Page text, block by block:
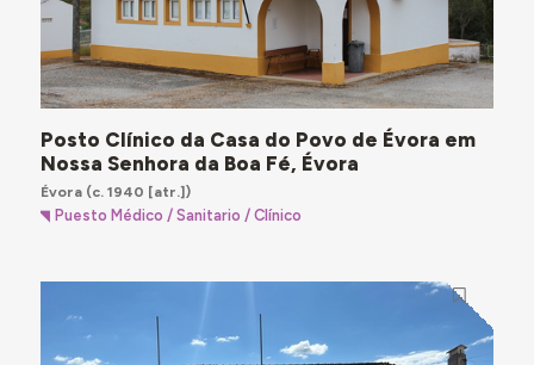
Posto Clínico da Casa do Povo de Évora em
Nossa Senhora da Boa Fé, Évora
Évora(c. 1940 [atr.])
Puesto Médico / Sanitario / Clínico